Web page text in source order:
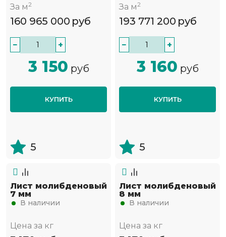
За м2
160 965 000 руб
− +
3 150 руб
КУПИТЬ
5
За м2
193 771 200 руб
− +
3 160 руб
КУПИТЬ
5
Лист молибденовый
7 мм
В наличии
Цена за кг
Лист молибденовый
8 мм
В наличии
Цена за кг